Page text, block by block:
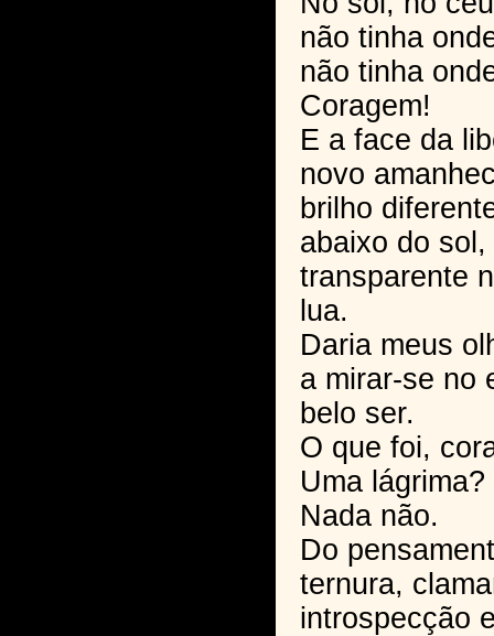
não tinha
não tinha
Coragem!
E a face da
novo
brilho
abaixo do sol,
transparente
lua.
Daria meus
a mirar-se no
belo ser.
O que foi,
Uma lágrima?
Nada não.
Do
ternura,
introspecção